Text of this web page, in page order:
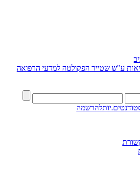
ע"ש שטייר הפקולטה למדעי הרפואה
להרשמה